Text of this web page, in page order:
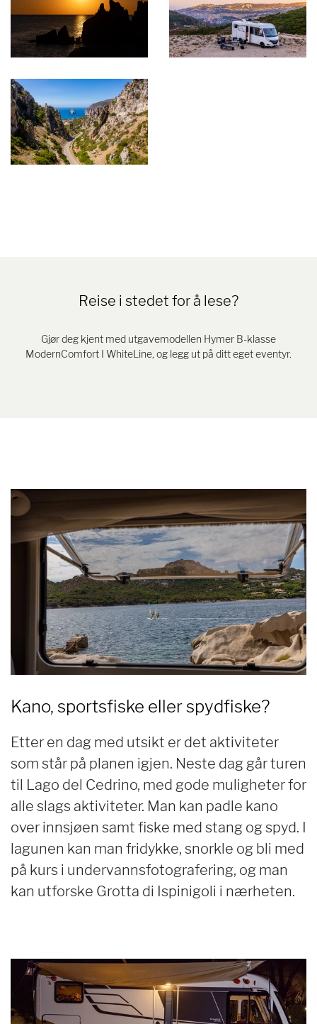
Reise i stedet for å lese?
Gjør deg kjent med utgavemodellen Hymer B-klasse
ModernComfort I WhiteLine, og legg ut på ditt eget eventyr.
Kano, sportsfiske eller spydfiske?
Etter en dag med utsikt er det aktiviteter
som står på planen igjen. Neste dag går turen
til Lago del Cedrino, med gode muligheter for
alle slags aktiviteter. Man kan padle kano
over innsjøen samt fiske med stang og spyd. I
lagunen kan man fridykke, snorkle og bli med
på kurs i undervannsfotografering, og man
kan utforske Grotta di Ispinigoli i nærheten.